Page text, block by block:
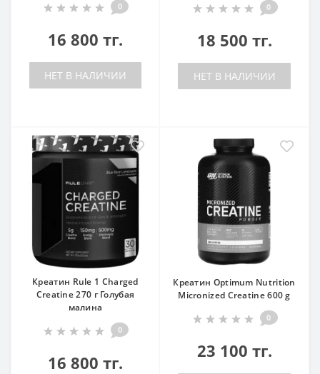
0
16 800 тг.
НЕТ В НАЛИЧИИ
0
18 500 тг.
НЕТ В НАЛИЧИИ
Креатин Rule 1 Charged
Creatine 270 г Голубая
малина
0
16 800 тг.
Креатин Optimum Nutrition
Micronized Creatine 600 g
0
23 100 тг.